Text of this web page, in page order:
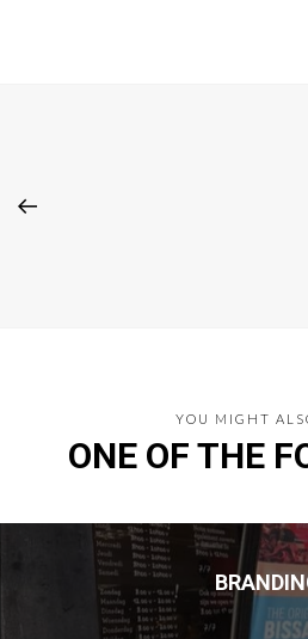
YOU MIGHT
ONE OF THE